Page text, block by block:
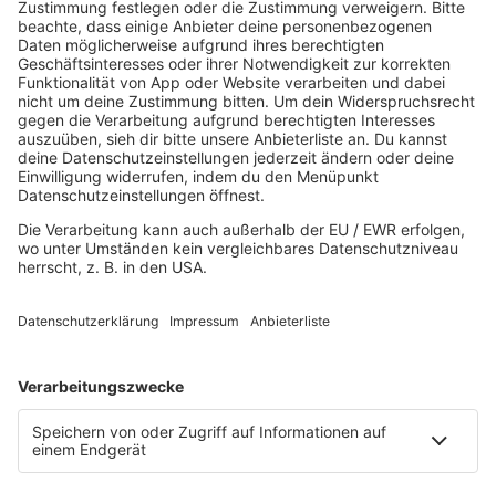
AKTUELL
Aktuelles von den R.SH Schleswig-Holstein-Reportern
Jobbörse
MUSIK
Unsere Musikstreams
Konzerte und Events
Comedy
Wetter
Verkehr